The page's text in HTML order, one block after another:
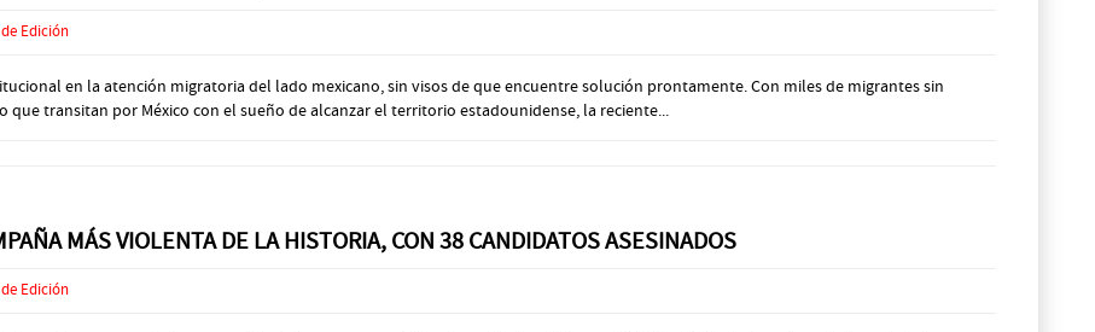
Edición
en la atención migratoria del lado mexicano, sin visos de que encuentre solución prontamente. Con miles de migrantes sin
que transitan por México con el sueño de alcanzar el territorio estadounidense, la reciente...
MÁS VIOLENTA DE LA HISTORIA, CON 38 CANDIDATOS ASESINADOS
Edición